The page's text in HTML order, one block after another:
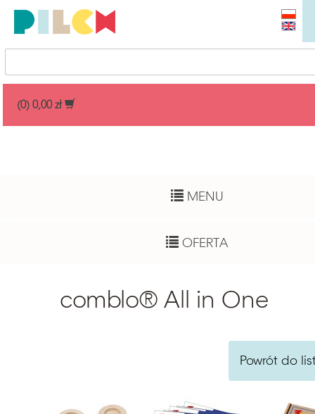
(0) 0,00 zł
MENU
OFERTA
comblo® All in One
Powrót do